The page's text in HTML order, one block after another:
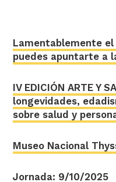
Lamentablemente
puedes apuntarte a
IV EDICIÓN ARTE Y
longevidades,
sobre salud y
Museo Nacional
Jornada: 9/10/2025